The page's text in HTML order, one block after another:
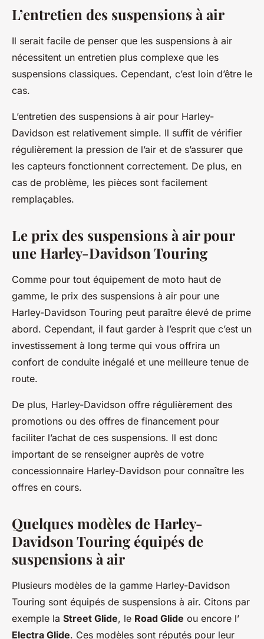
L’entretien des suspensions à air
Il serait facile de penser que les suspensions à air
nécessitent un entretien plus complexe que les
suspensions classiques. Cependant, c’est loin d’être le
cas.
L’entretien des suspensions à air pour Harley-
Davidson est relativement simple. Il suffit de vérifier
régulièrement la pression de l’air et de s’assurer que
les capteurs fonctionnent correctement. De plus, en
cas de problème, les pièces sont facilement
remplaçables.
Le prix des suspensions à air pour
une Harley-Davidson Touring
Comme pour tout équipement de moto haut de
gamme, le prix des suspensions à air pour une
Harley-Davidson Touring peut paraître élevé de prime
abord. Cependant, il faut garder à l’esprit que c’est un
investissement à long terme qui vous offrira un
confort de conduite inégalé et une meilleure tenue de
route.
De plus, Harley-Davidson offre régulièrement des
promotions ou des offres de financement pour
faciliter l’achat de ces suspensions. Il est donc
important de se renseigner auprès de votre
concessionnaire Harley-Davidson pour connaître les
offres en cours.
Quelques modèles de Harley-
Davidson Touring équipés de
suspensions à air
Plusieurs modèles de la gamme Harley-Davidson
Touring sont équipés de suspensions à air. Citons par
exemple la Street Glide, le Road Glide ou encore l’
Electra Glide. Ces modèles sont réputés pour leur